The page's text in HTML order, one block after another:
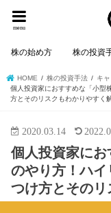
menu
株の始め方 株の投資
HOME 株の投資手法
キ
個人投資家におすすめな「小型
方とそのリスクもわかりやすく解
2020.03.14
個人投資家にお
のやり方！ハ
つけ方とそのリ